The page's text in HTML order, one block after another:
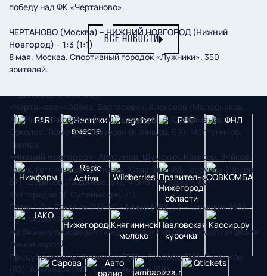
победу над ФК «Чертаново».
ЧЕРТАНОВО (Москва) – НИЖНИЙ НОВГОРОД (Нижний
Новгород) – 1:3 (1:1)
8 мая. Москва. Спортивный городок «Лужники». 350
зрителей.
Р. Шекемов (Нальчик).
«Чертаново»: Абаев, Бартасевич, Алексеев (Молодняков,
71), Никитенков (Кутин, 70), Герчиков, Н. Сулейманов,
Соколов, Тюменцев, Завезен (Канищев, 69), Молтенинов,
Пиняев.
«Нижний Новгород»: Анисимов, Шумских, Каккоев, Зуйков,
Гоцук, Гогличидзе, Султонов (Ставпец, 46), Горбунов (Попов,
67), Шарипов (Гащенков, 61), Момо (Галаджан, 82),
Кавтарадзе (Т. Сулейманов, 71).
Голы:1:0 – Соколов (11), 1:1 – Момо (45), 1:2 – Шумских (49),
1:3 – Момо (63).
На 54 минуте Завезен («Чертаново») не реализовал пенальти
(выше ворот).
Предупреждены: Алексеев (30) – Ставпец (58), Гащенков
(83), Анисимов (88), Т. Сулейманов (89).
ВСЕ НОВОСТИ